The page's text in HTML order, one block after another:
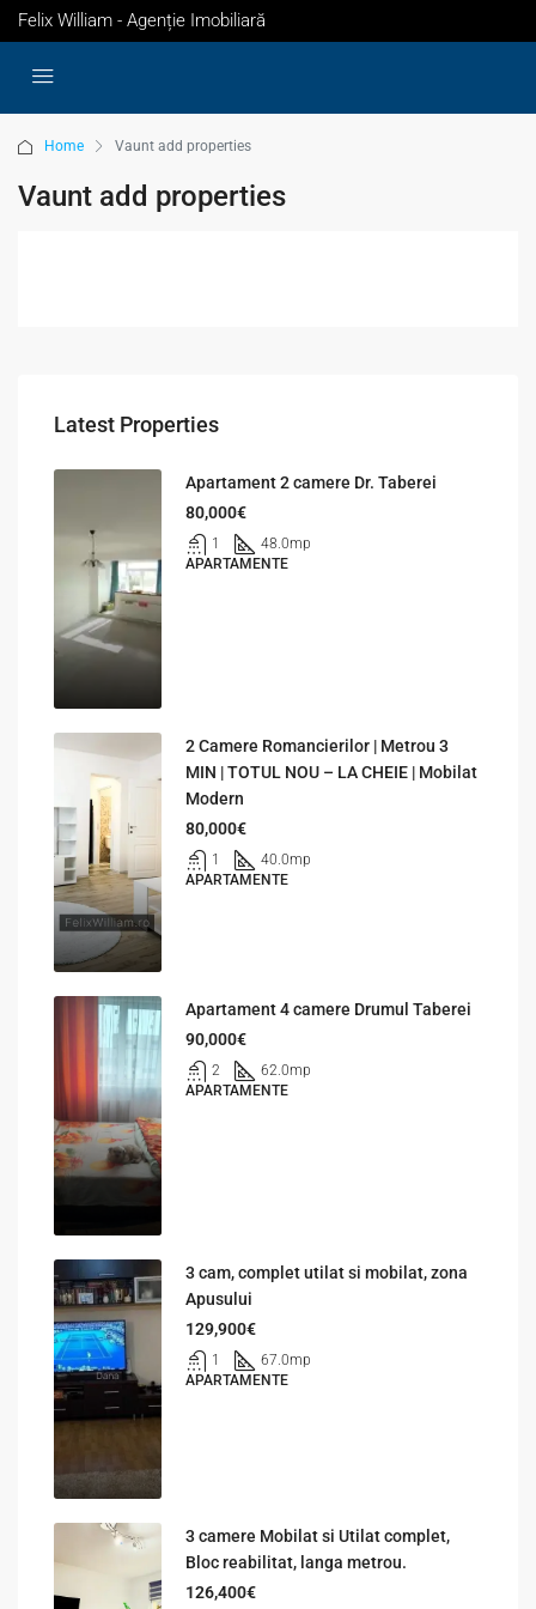
Felix William - Agenție Imobiliară
Home Vaunt add properties
Vaunt add properties
Latest Properties
Apartament 2 camere Dr. Taberei
80,000€
1 48.0mp
APARTAMENTE
2 Camere Romancierilor | Metrou 3
MIN | TOTUL NOU – LA CHEIE | Mobilat
Modern
80,000€
1 40.0mp
APARTAMENTE
Apartament 4 camere Drumul Taberei
90,000€
2 62.0mp
APARTAMENTE
3 cam, complet utilat si mobilat, zona
Apusului
129,900€
1 67.0mp
APARTAMENTE
3 camere Mobilat si Utilat complet,
Bloc reabilitat, langa metrou.
126,400€